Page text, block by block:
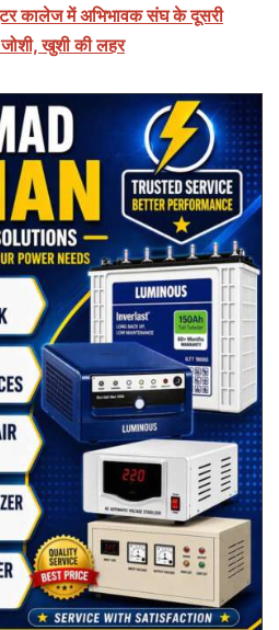
इंटर कालेज में अभिभावक संघ के दूसरी
जोशी, खुशी की लहर